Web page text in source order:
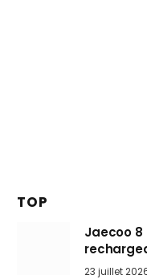
TOP
Jaecoo 8
arrive en
23 juillet